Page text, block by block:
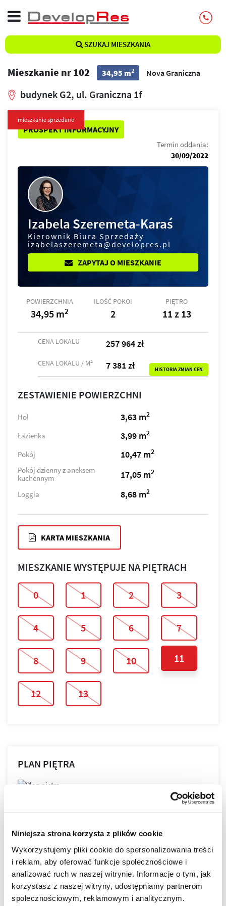
Niniejsza strona korzysta z plików cookie
Wykorzystujemy pliki cookie do spersonalizowania treści
i reklam, aby oferować funkcje społecznościowe i
analizować ruch w naszej witrynie. Informacje o tym, jak
korzystasz z naszej witryny, udostępniamy partnerom
społecznościowym, reklamowym i analitycznym.
SZUKAJ MIESZKANIA
Mieszkanie nr 102 34,95 m2 Nova Graniczna
budynek G2, ul. Graniczna 1f
PROSPEKT INFORMACYJNY
mieszkanie sprzedane
Termin oddania:
30/09/2022
Izabela Szeremeta-Karaś
Kierownik Biura Sprzedaży
izabelaszeremeta@developres.pl
ZAPYTAJ O MIESZKANIE
POWIERZCHNIA
34,95 m2
ILOŚĆ POKOI
2
PIĘTRO
11 z 13
CENA LOKALU 257 964 zł
CENA LOKALU / M2 7 381 zł HISTORIA ZMIAN CEN
ZESTAWIENIE POWIERZCHNI
Hol 3,63 m2
Łazienka 3,99 m2
Pokój 10,47 m2
Pokój dzienny z aneksem
kuchennym
17,05 m2
Loggia 8,68 m2
KARTA MIESZKANIA
MIESZKANIE WYSTĘPUJE NA PIĘTRACH
0 1 2 3
4 5 6 7
8 9 10 11
12 13
PLAN PIĘTRA
LOKALIZACJA
NOVA GRANICZNA powstaje w najbardziej lubianej